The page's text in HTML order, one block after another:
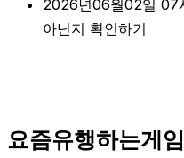
2026년06월02일 07
아닌지 확인하기
요즘유행하는게